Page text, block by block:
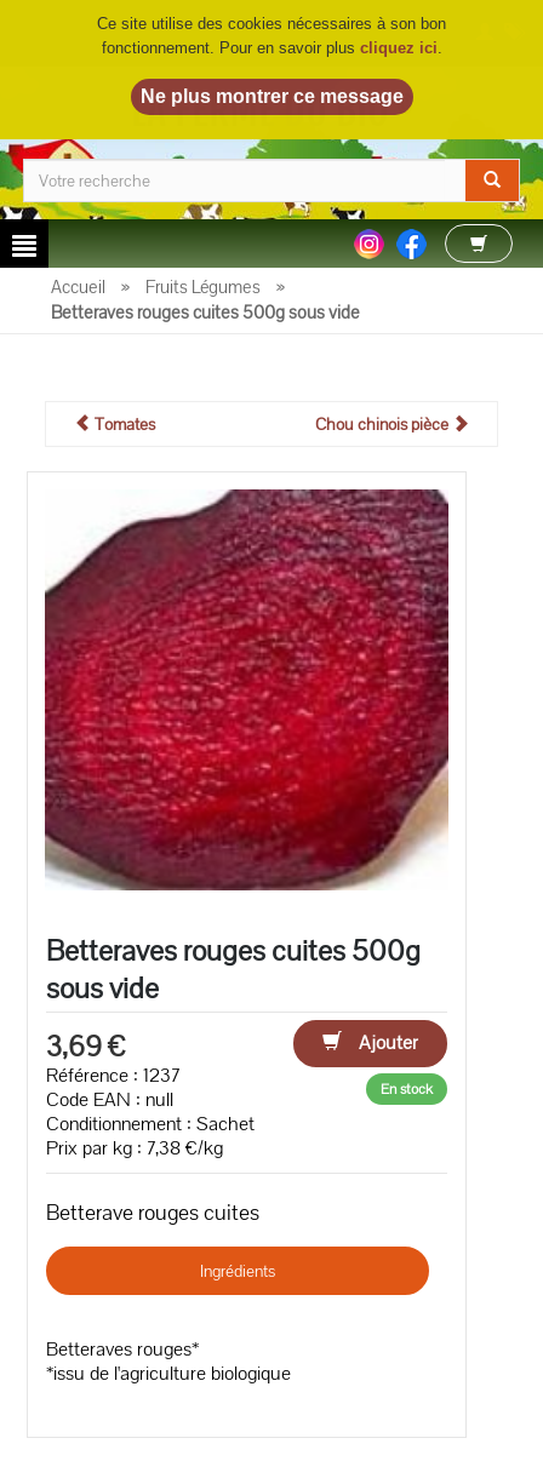
LA FERME DU BIO©
Accueil » Fruits Légumes
»
Betteraves rouges cuites 500g sous vide
Tomates Chou chinois pièce
Betteraves rouges cuites 500g
sous vide
3,69 €
Ajouter
Référence : 1237
Code EAN : null
Conditionnement : Sachet
Prix par kg : 7,38 €/kg
En stock
Betterave rouges cuites
Ingrédients
Betteraves rouges*
*issu de l'agriculture biologique
Ce site utilise des cookies nécessaires à son bon
fonctionnement. Pour en savoir plus cliquez ici.